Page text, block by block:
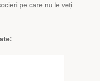
pe care nu le veți